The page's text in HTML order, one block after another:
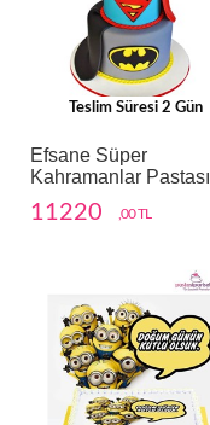
Teslim Süresi 2 Gün
Efsane Süper
Kahramanlar Pastası
11220 ,00 TL